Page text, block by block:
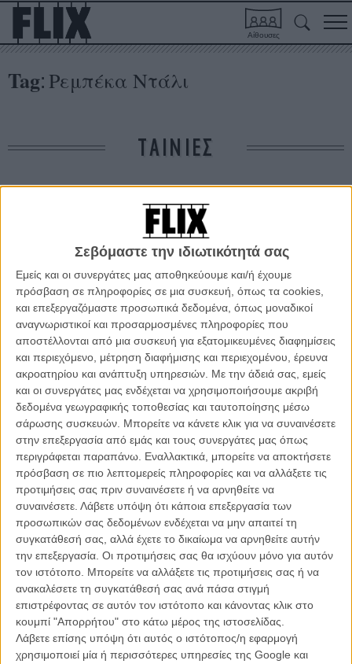
Σεβόμαστε την ιδιωτικότητά σας
Εμείς και οι συνεργάτες μας αποθηκεύουμε και/ή έχουμε
πρόσβαση σε πληροφορίες σε μια συσκευή, όπως τα cookies,
και επεξεργαζόμαστε προσωπικά δεδομένα, όπως μοναδικοί
αναγνωριστικοί και προσαρμοσμένες πληροφορίες που
αποστέλλονται από μια συσκευή για εξατομικευμένες διαφημίσεις
και περιεχόμενο, μέτρηση διαφήμισης και περιεχομένου, έρευνα
ακροατηρίου και ανάπτυξη υπηρεσιών. Με την άδειά σας, εμείς
και οι συνεργάτες μας ενδέχεται να χρησιμοποιήσουμε ακριβή
δεδομένα γεωγραφικής τοποθεσίας και ταυτοποίησης μέσω
σάρωσης συσκευών. Μπορείτε να κάνετε κλικ για να συναινέσετε
στην επεξεργασία από εμάς και τους συνεργάτες μας όπως
περιγράφεται παραπάνω. Εναλλακτικά, μπορείτε να αποκτήσετε
πρόσβαση σε πιο λεπτομερείς πληροφορίες και να αλλάξετε τις
προτιμήσεις σας πριν συναινέσετε ή να αρνηθείτε να
συναινέσετε. Λάβετε υπόψη ότι κάποια επεξεργασία των
προσωπικών σας δεδομένων ενδέχεται να μην απαιτεί τη
συγκατάθεσή σας, αλλά έχετε το δικαίωμα να αρνηθείτε αυτήν
την επεξεργασία. Οι προτιμήσεις σας θα ισχύουν μόνο για αυτόν
τον ιστότοπο. Μπορείτε να αλλάξετε τις προτιμήσεις σας ή να
ανακαλέσετε τη συγκατάθεσή σας ανά πάσα στιγμή
επιστρέφοντας σε αυτόν τον ιστότοπο και κάνοντας κλικ στο
κουμπί "Απορρήτου" στο κάτω μέρος της ιστοσελίδας.
Λάβετε επίσης υπόψη ότι αυτός ο ιστότοπος/η εφαρμογή
χρησιμοποιεί μία ή περισσότερες υπηρεσίες της Google και
Αίθουσες
Tag: Ρεμπέκα Ντάλι
ΤΑΙΝΙΕΣ
Δε βρέθηκαν σχετικές κριτικές ταινιών.
ΑΡΘΡΑ
Κάννες 2011: Το Δεκαπενθήμερο των Σκηνοθετών
ΘΕΜΑΤΑ /11 ΜΑΙ 2011/ Γιώργος Κρασσακόπουλος
Βιμ Βέντερς
Συνέντευξη
Η επιτυχία είναι υπερτιμημένη. Δεν σε κάνει
καλύτερο, δεν σε πάει πουθενά η επιτυχία. Είναι
απλώς ένα ωραίο, ανεβαστικό, επιφανειακό
συναίσθημα.»
CONNECT